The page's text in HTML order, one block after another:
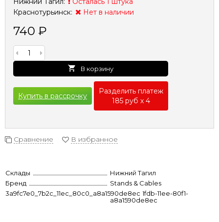
Краснотурьинск:
Нет в наличии
740 ₽
В корзину
Купить в рассрочку
Разделить платеж
185 руб х 4
Сравнение В избранное
Склады
Нижний Тагил
Бренд
Stands & Cables
3a9fc7e0_7b2c_11ec_80c0_a8a1590de8ec8dcfdc97-1fdb-11ee-80f1-
a8a1590de8ec